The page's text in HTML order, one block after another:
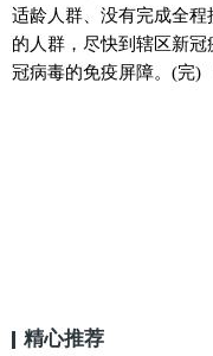
适龄人群、没有完成全
的人群，尽快到辖区新
冠病毒的免疫屏障。(完)
精心推荐